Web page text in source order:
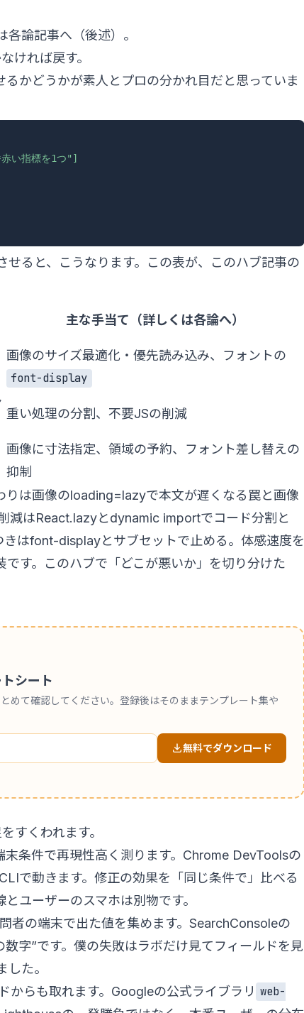
各論記事へ（後述）。
ければ戻す。
かどうかが素人とプロの分かれ目だと思っていま
い指標を1つ"]
ると、こうなります。この表が、このハブ記事の
主な手当て（詳しくは各論へ）
画像のサイズ最適化・優先読み込み、フォントの
font-display
重い処理の分割、不要JSの削減
画像に寸法指定、領域の予約、フォント差し替えの
抑制
りは画像のloading=lazyで本文が遅くなる罠と画像
減はReact.lazyとdynamic importでコード分割と
きはfont-displayとサブセットで止める。体感速度を
です。このハブで「どこが悪いか」を切り分けた
シート
めて確認してください。登録後はそのままテンプレート集や
無料でダウンロード
すくわれます。
末条件で再現性高く測ります。Chrome DevToolsの
で動きます。修正の効果を「同じ条件で」比べる
ユーザーのスマホは別物です。
者の端末で出た値を集めます。SearchConsoleの
字”です。僕の失敗はラボだけ見てフィールドを見
た。
からも取れます。Googleの公式ライブラリ web-